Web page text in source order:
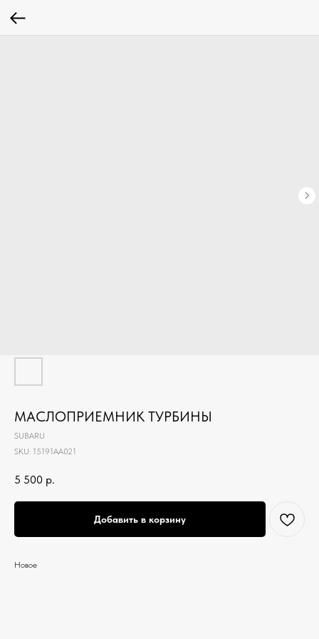
МАСЛОПРИЕМНИК ТУРБИНЫ
SUBARU
SKU: 15191AA021
5 500 р.
Добавить в корзину
Новое